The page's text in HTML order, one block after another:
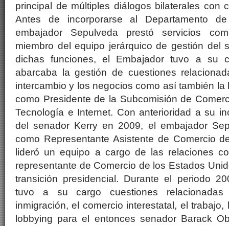
principal de múltiples diálogos bilaterales con
Antes de incorporarse al Departamento
embajador Sepulveda prestó servicios
miembro del equipo jerárquico de gestión del
dichas funciones, el Embajador tuvo a su
abarcaba la gestión de cuestiones
intercambio y los negocios como así también la
como Presidente de la Subcomisión de
Tecnología e Internet. Con anterioridad a su
del senador Kerry en 2009, el embajador
como Representante Asistente de Comercio
lideró un equipo a cargo de las relaciones
representante de Comercio de los Estados
transición presidencial. Durante el periodo
tuvo a su cargo cuestiones
inmigración, el comercio interestatal, el
lobbying para el entonces senador Barack